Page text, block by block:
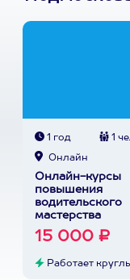
1 год 1
Онлайн
Онлайн-курсы
повышения
водительского
мастерства
15 000 ₽
Работает